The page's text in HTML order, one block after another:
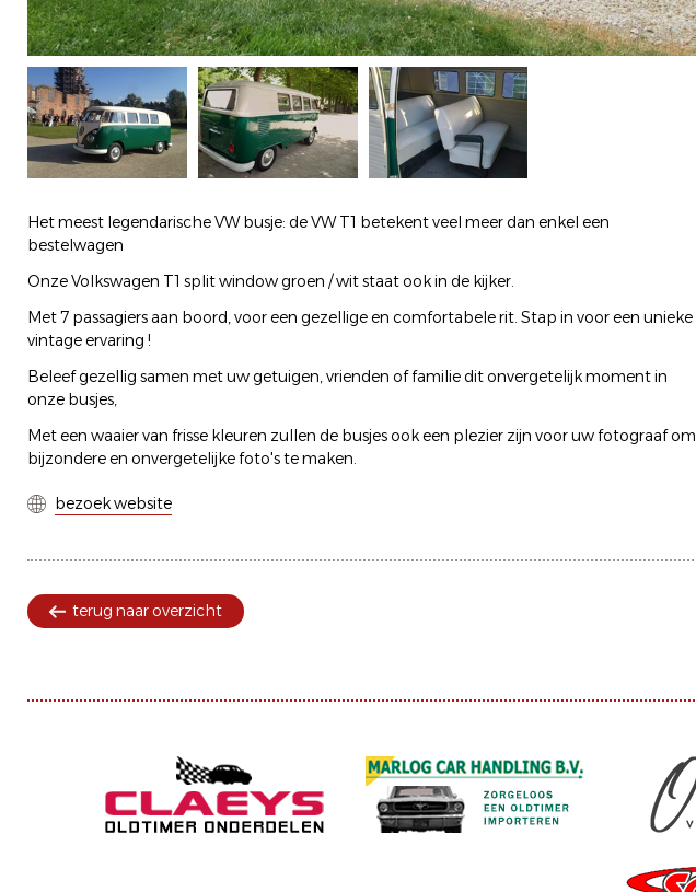
Het meest legendarische VW busje: de VW T1 betekent veel meer dan enkel een
bestelwagen
Onze Volkswagen T1 split window groen / wit staat ook in de kijker.
Met 7 passagiers aan boord, voor een gezellige en comfortabele rit. Stap in voor een unieke
vintage ervaring !
Beleef gezellig samen met uw getuigen, vrienden of familie dit onvergetelijk moment in
onze busjes,
Met een waaier van frisse kleuren zullen de busjes ook een plezier zijn voor uw fotograaf om
bijzondere en onvergetelijke foto's te maken.
bezoek website
terug naar overzicht